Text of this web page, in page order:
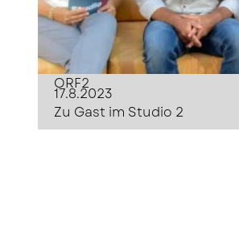
ORF2
17.8.2023
Zu Gast im Studio 2